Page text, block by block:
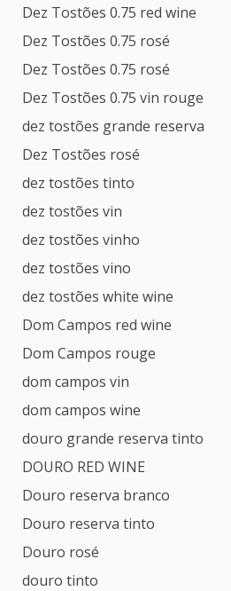
Dez Tostões 0.75 red wine
Dez Tostões 0.75 rosé
Dez Tostões 0.75 rosé
Dez Tostões 0.75 vin rouge
dez tostões grande reserva
Dez Tostões rosé
dez tostões tinto
dez tostões vin
dez tostões vinho
dez tostões vino
dez tostões white wine
Dom Campos red wine
Dom Campos rouge
dom campos vin
dom campos wine
douro grande reserva tinto
DOURO RED WINE
Douro reserva branco
Douro reserva tinto
Douro rosé
douro tinto